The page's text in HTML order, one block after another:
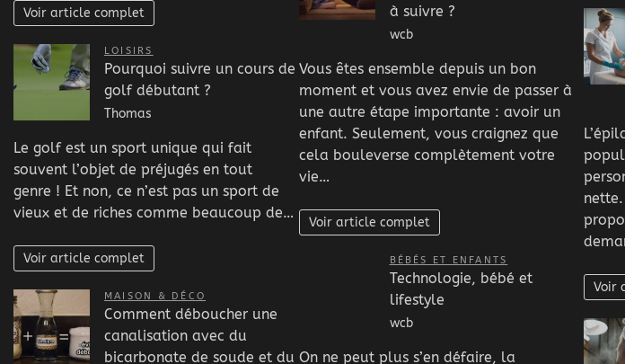
Voir article complet
LOISIRS
Pourquoi suivre un cours de
golf débutant ?
Thomas
Le golf est un sport unique qui fait
souvent l’objet de préjugés en tout
genre ! Et non, ce n’est pas un sport de
vieux et de riches comme beaucoup de…
Voir article complet
MAISON & DÉCO
Comment déboucher une
canalisation avec du
bicarbonate de soude et du
à suivre ?
wcb
Vous êtes ensemble depuis un bon
moment et vous avez envie de passer à
une autre étape importante : avoir un
enfant. Seulement, vous craignez que
cela bouleverse complètement votre
vie…
Voir article complet
BÉBÉS ET ENFANTS
Technologie, bébé et
lifestyle
wcb
On ne peut plus s’en défaire, la
Voir